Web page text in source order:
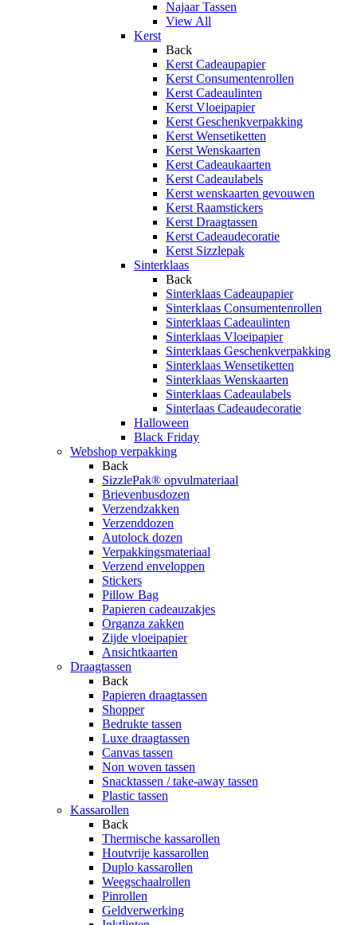
Najaar Tassen
View All
Kerst
Back
Kerst Cadeaupapier
Kerst Consumentenrollen
Kerst Cadeaulinten
Kerst Vloeipapier
Kerst Geschenkverpakking
Kerst Wensetiketten
Kerst Wenskaarten
Kerst Cadeaukaarten
Kerst Cadeaulabels
Kerst wenskaarten gevouwen
Kerst Raamstickers
Kerst Draagtassen
Kerst Cadeaudecoratie
Kerst Sizzlepak
Sinterklaas
Back
Sinterklaas Cadeaupapier
Sinterklaas Consumentenrollen
Sinterklaas Cadeaulinten
Sinterklaas Vloeipapier
Sinterklaas Geschenkverpakking
Sinterklaas Wensetiketten
Sinterklaas Wenskaarten
Sinterklaas Cadeaulabels
Sinterlaas Cadeaudecoratie
Halloween
Black Friday
Webshop verpakking
Back
SizzlePak® opvulmateriaal
Brievenbusdozen
Verzendzakken
Verzenddozen
Autolock dozen
Verpakkingsmateriaal
Verzend enveloppen
Stickers
Pillow Bag
Papieren cadeauzakjes
Organza zakken
Zijde vloeipapier
Ansichtkaarten
Draagtassen
Back
Papieren draagtassen
Shopper
Bedrukte tassen
Luxe draagtassen
Canvas tassen
Non woven tassen
Snacktassen / take-away tassen
Plastic tassen
Kassarollen
Back
Thermische kassarollen
Houtvrije kassarollen
Duplo kassarollen
Weegschaalrollen
Pinrollen
Geldverwerking